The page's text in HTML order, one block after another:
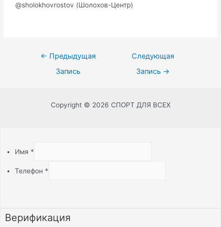
@sholokhovrostov (Шолохов-Центр)
← Предыдущая
Запись
Следующая
Запись →
Copyright © 2026 СПОРТ ДЛЯ ВСЕХ
Имя *
Телефон *
Верификация